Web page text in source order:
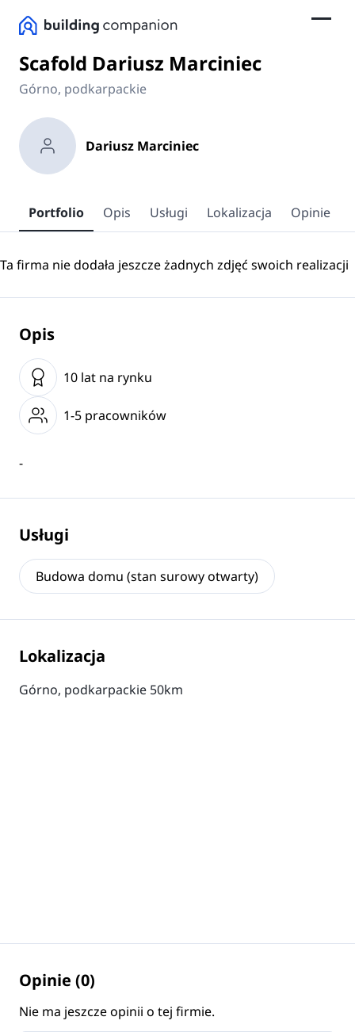
Scafold Dariusz Marciniec
Górno, podkarpackie
Dariusz Marciniec
Portfolio Opis Usługi Lokalizacja Opinie
Ta firma nie dodała jeszcze żadnych zdjęć swoich realizacji
Opis
10 lat na rynku
1-5 pracowników
-
Usługi
Budowa domu (stan surowy otwarty)
Lokalizacja
Górno, podkarpackie 50km
Opinie (0)
Nie ma jeszcze opinii o tej firmie.